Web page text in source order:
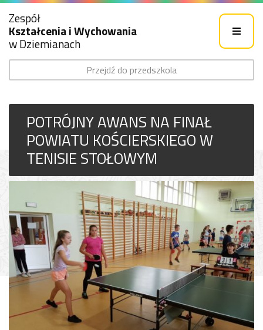
Zespół
Kształcenia i Wychowania
w Dziemianach
Przejdź do przedszkola
POTRÓJNY AWANS NA FINAŁ
POWIATU KOŚCIERSKIEGO W
TENISIE STOŁOWYM